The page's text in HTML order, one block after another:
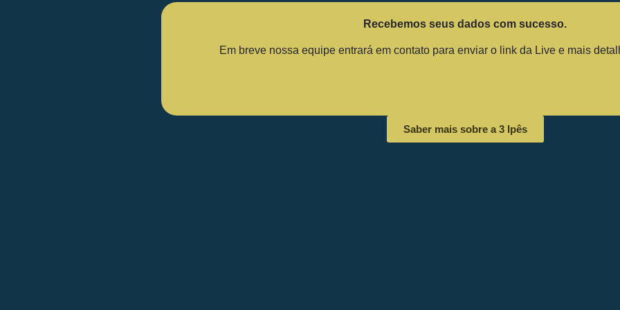
Recebemos seus dados com sucesso.
Em breve nossa equipe entrará em contato para enviar o link da Live e mais
Saber mais sobre a 3 Ipês